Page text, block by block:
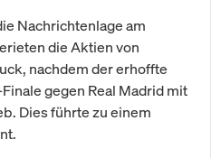
Nachrichtenlage am
die Aktien von
nachdem der erhoffte
gegen Real Madrid mit
Dies führte zu einem